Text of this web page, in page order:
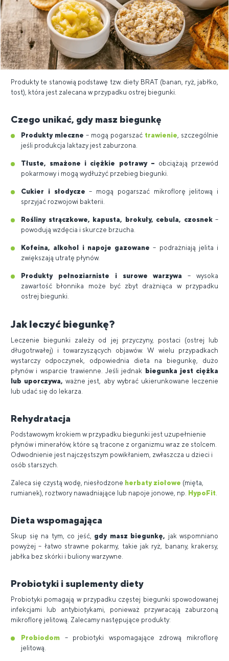
Produkty te stanowią podstawę tzw. diety BRAT (banan, ryż, jabłko,
tost), która jest zalecana w przypadku ostrej biegunki.
Czego unikać, gdy masz biegunkę
Produkty mleczne – mogą pogarszać trawienie , szczególnie
jeśli produkcja laktazy jest zaburzona.
Tłuste, smażone i ciężkie potrawy – obciążają przewód
pokarmowy i mogą wydłużyć przebieg biegunki.
Cukier i słodycze – mogą pogarszać mikroflorę jelitową i
sprzyjać rozwojowi bakterii.
Rośliny strączkowe, kapusta, brokuły, cebula, czosnek–
powodują wzdęcia i skurcze brzucha.
Kofeina, alkohol i napoje gazowane – podrażniają jelita i
zwiększają utratę płynów.
Produkty pełnoziarniste i surowe warzywa – wysoka
zawartość błonnika może być zbyt drażniąca w przypadku
ostrej biegunki.
Jak leczyć biegunkę?
Leczenie biegunki zależy od jej przyczyny, postaci (ostrej lub
długotrwałej) i towarzyszących objawów. W wielu przypadkach
wystarczy odpoczynek, odpowiednia dieta na biegunkę, dużo
płynów i wsparcie trawienne. Jeśli jednak biegunka jest ciężka
lub uporczywa, ważne jest, aby wybrać ukierunkowane leczenie
lub udać się do lekarza.
Rehydratacja
Podstawowym krokiem w przypadku biegunki jest uzupełnienie
płynów i minerałów, które są tracone z organizmu wraz ze stolcem.
Odwodnienie jest najczęstszym powikłaniem, zwłaszcza u dzieci i
osób starszych.
Zaleca się czystą wodę, niesłodzone herbaty ziołowe (mięta,
rumianek), roztwory nawadniające lub napoje jonowe, np. HypoFit
Dieta wspomagająca
Skup się na tym, co jeść, gdy masz biegunkę, jak wspomniano
powyżej – łatwo strawne pokarmy, takie jak ryż, banany, krakersy,
jabłka bez skórki i buliony warzywne.
Probiotyki i suplementy diety
Probiotyki pomagają w przypadku częstej biegunki spowodowanej
infekcjami lub antybiotykami, ponieważ przywracają zaburzoną
mikroflorę jelitową. Zalecamy następujące produkty:
Probiodom – probiotyki wspomagające zdrową mikroflorę
jelitową.